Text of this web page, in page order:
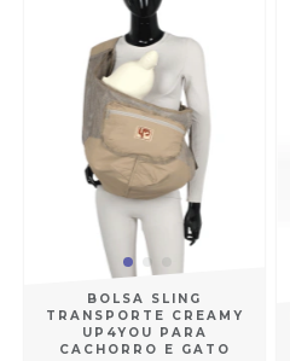
BOLSA SLING
TRANSPORTE CREAMY
UP4YOU PARA
CACHORRO E GATO